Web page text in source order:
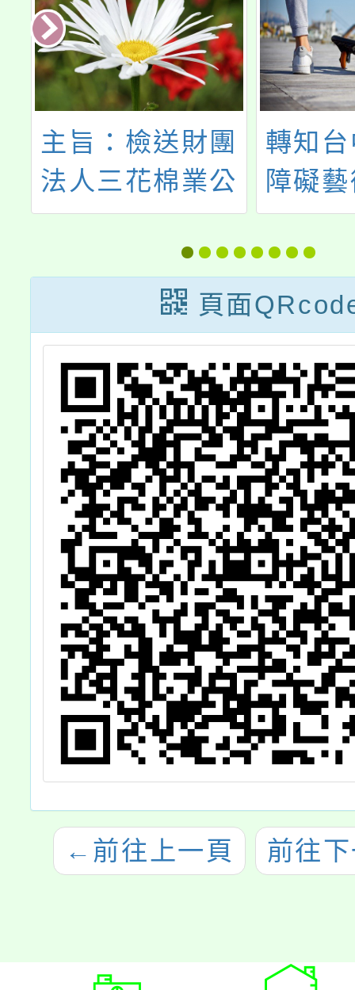
主旨：檢送財團
法人三花棉業公
益教育基金會辦
理2026年「學校
免費參訪三花文
化館活動申請說
明」，請踴躍申
請，先登記者優
先，請查照。
轉知
障礙
會辦
第十
身心
選比
頁面
← 前往上一頁 前往